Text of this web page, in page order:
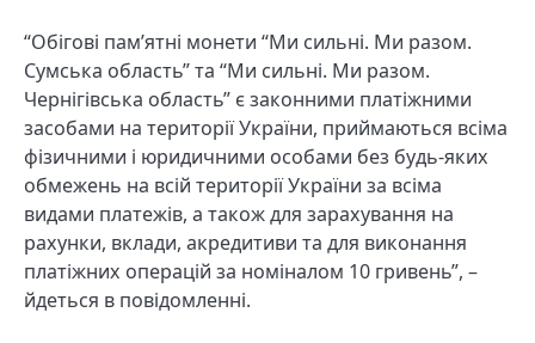
“Обігові пам’ятні монети “Ми сильні. Ми разом.
Сумська область” та “Ми сильні. Ми разом.
Чернігівська область” є законними платіжними
засобами на території України, приймаються всіма
фізичними і юридичними особами без будь-яких
обмежень на всій території України за всіма
видами платежів, а також для зарахування на
рахунки, вклади, акредитиви та для виконання
платіжних операцій за номіналом 10 гривень”, –
йдеться в повідомленні.